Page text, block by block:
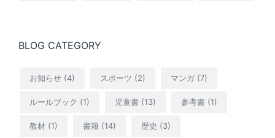
BLOG CATEGORY
お知らせ (4) スポーツ (2) マンガ (7)
ルールブック (1) 児童書 (13) 参考書 (1)
教材 (1) 書籍 (14) 歴史 (3)